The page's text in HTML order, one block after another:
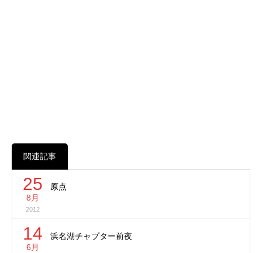
関連記事
25
8月
2012
原点
14
6月
浜名湖チャプター前夜